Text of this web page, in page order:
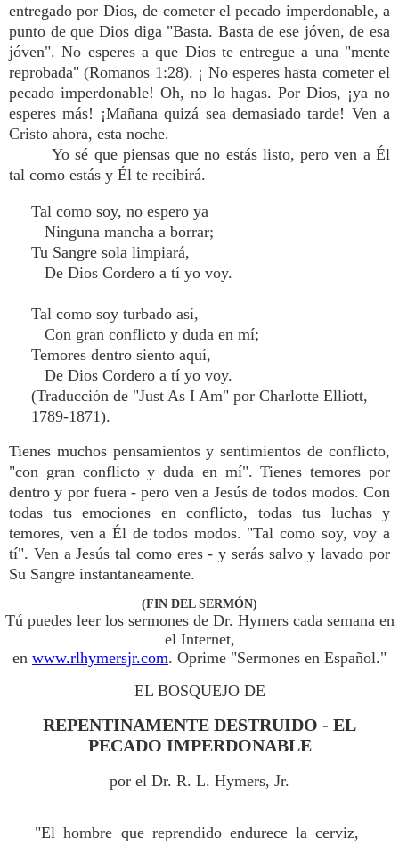
entregado por Dios, de cometer el pecado imperdonable, a
punto de que Dios diga "Basta. Basta de ese jóven, de esa
jóven". No esperes a que Dios te entregue a una "mente
reprobada" (Romanos 1:28). ¡ No esperes hasta cometer el
pecado imperdonable! Oh, no lo hagas. Por Dios, ¡ya no
esperes más! ¡Mañana quizá sea demasiado tarde! Ven a
Cristo ahora, esta noche.
Yo sé que piensas que no estás listo, pero ven a Él
tal como estás y Él te recibirá.
Tal como soy, no espero ya
Ninguna mancha a borrar;
Tu Sangre sola limpiará,
De Dios Cordero a tí yo voy.
Tal como soy turbado así,
Con gran conflicto y duda en mí;
Temores dentro siento aquí,
De Dios Cordero a tí yo voy.
(Traducción de "Just As I Am" por Charlotte Elliott,
1789-1871).
Tienes muchos pensamientos y sentimientos de conflicto,
"con gran conflicto y duda en mí". Tienes temores por
dentro y por fuera - pero ven a Jesús de todos modos. Con
todas tus emociones en conflicto, todas tus luchas y
temores, ven a Él de todos modos. "Tal como soy, voy a
tí". Ven a Jesús tal como eres - y serás salvo y lavado por
Su Sangre instantaneamente.
(FIN DEL SERMÓN)
Tú puedes leer los sermones de Dr. Hymers cada semana en
el Internet,
en www.rlhymersjr.com. Oprime "Sermones en Español."
EL BOSQUEJO DE
REPENTINAMENTE DESTRUIDO - EL
PECADO IMPERDONABLE
por el Dr. R. L. Hymers, Jr.
"El hombre que reprendido endurece la cerviz,